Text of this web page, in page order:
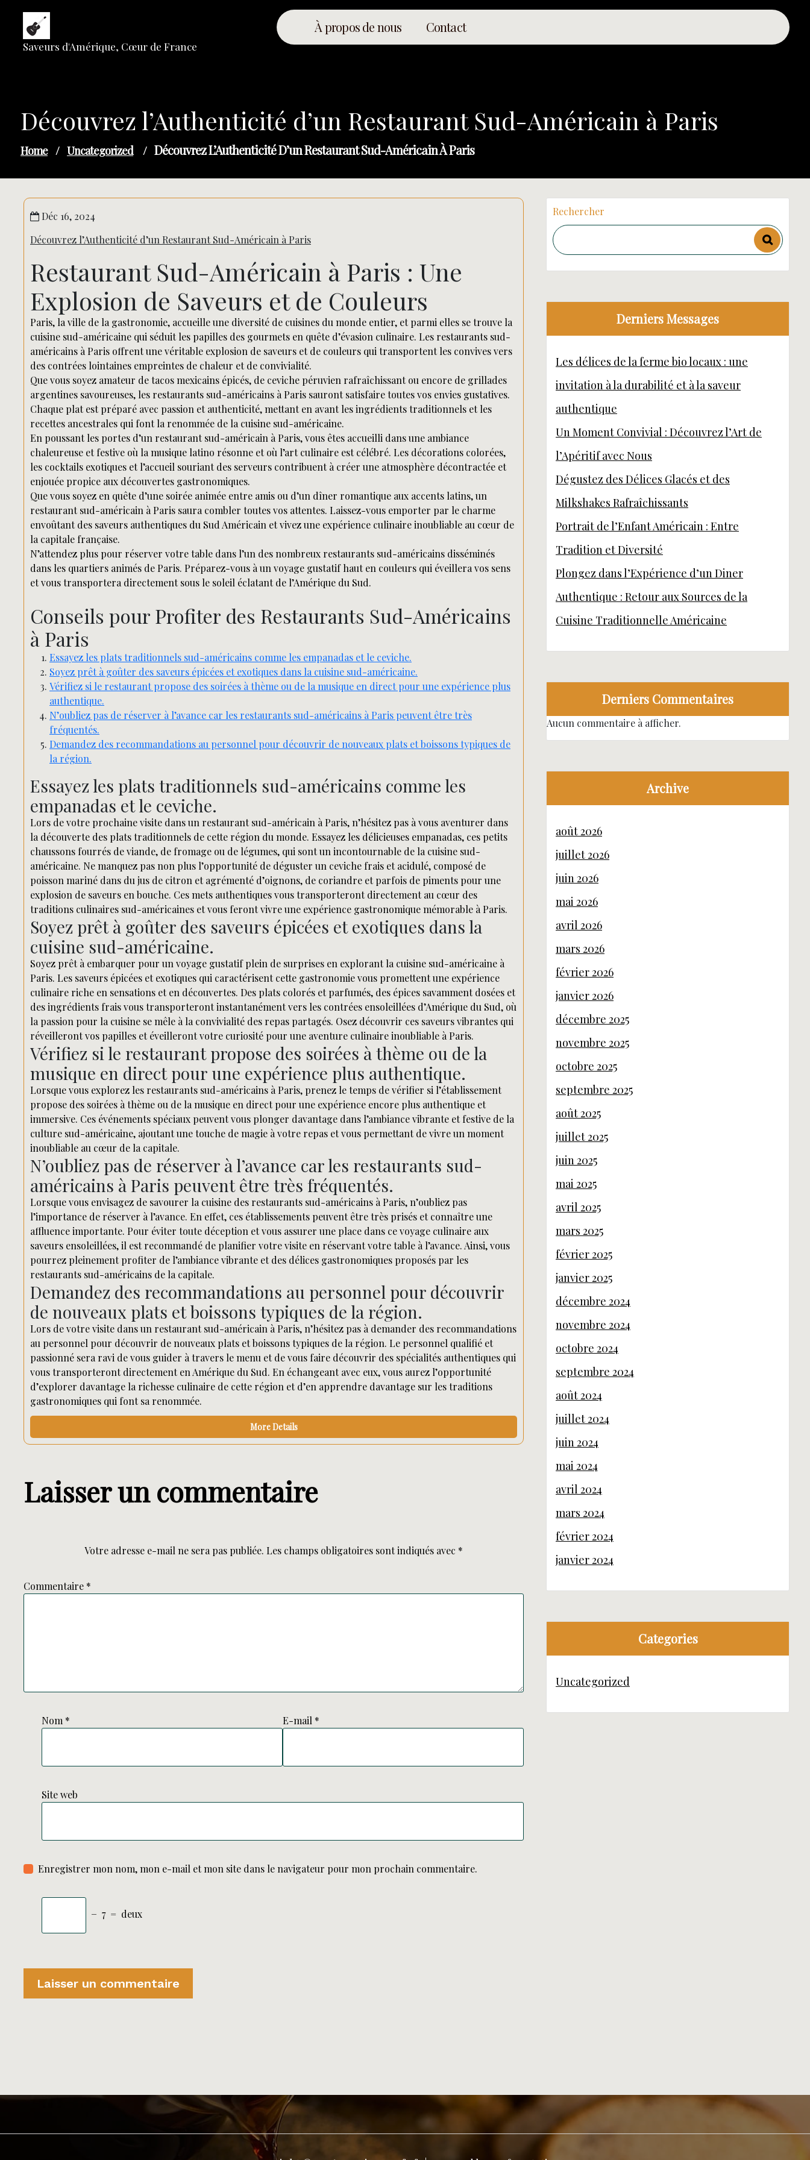
content
Saveurs d'Amérique, Cœur de France
À propos de nous Contact
Découvrez l’Authenticité d’un Restaurant Sud-Américain à Paris
Home / Uncategorized / Découvrez L’Authenticité D’un Restaurant Sud-Américain À Paris
Déc 16, 2024
Découvrez l’Authenticité d’un Restaurant Sud-Américain à Paris
Restaurant Sud-Américain à Paris : Une
Explosion de Saveurs et de Couleurs
Paris, la ville de la gastronomie, accueille une diversité de cuisines du monde entier, et parmi elles se trouve la
cuisine sud-américaine qui séduit les papilles des gourmets en quête d’évasion culinaire. Les restaurants sud-
américains à Paris offrent une véritable explosion de saveurs et de couleurs qui transportent les convives vers
des contrées lointaines empreintes de chaleur et de convivialité.
Que vous soyez amateur de tacos mexicains épicés, de ceviche péruvien rafraîchissant ou encore de grillades
argentines savoureuses, les restaurants sud-américains à Paris sauront satisfaire toutes vos envies gustatives.
Chaque plat est préparé avec passion et authenticité, mettant en avant les ingrédients traditionnels et les
recettes ancestrales qui font la renommée de la cuisine sud-américaine.
En poussant les portes d’un restaurant sud-américain à Paris, vous êtes accueilli dans une ambiance
chaleureuse et festive où la musique latino résonne et où l’art culinaire est célébré. Les décorations colorées,
les cocktails exotiques et l’accueil souriant des serveurs contribuent à créer une atmosphère décontractée et
enjouée propice aux découvertes gastronomiques.
Que vous soyez en quête d’une soirée animée entre amis ou d’un dîner romantique aux accents latins, un
restaurant sud-américain à Paris saura combler toutes vos attentes. Laissez-vous emporter par le charme
envoûtant des saveurs authentiques du Sud Américain et vivez une expérience culinaire inoubliable au cœur de
la capitale française.
N’attendez plus pour réserver votre table dans l’un des nombreux restaurants sud-américains disséminés
dans les quartiers animés de Paris. Préparez-vous à un voyage gustatif haut en couleurs qui éveillera vos sens
et vous transportera directement sous le soleil éclatant de l’Amérique du Sud.
Conseils pour Profiter des Restaurants Sud-Américains
à Paris
Essayez les plats traditionnels sud-américains comme les empanadas et le ceviche.
Soyez prêt à goûter des saveurs épicées et exotiques dans la cuisine sud-américaine.
Vérifiez si le restaurant propose des soirées à thème ou de la musique en direct pour une expérience plus
authentique.
N’oubliez pas de réserver à l’avance car les restaurants sud-américains à Paris peuvent être très
fréquentés.
Demandez des recommandations au personnel pour découvrir de nouveaux plats et boissons typiques de
la région.
Essayez les plats traditionnels sud-américains comme les
empanadas et le ceviche.
Lors de votre prochaine visite dans un restaurant sud-américain à Paris, n’hésitez pas à vous aventurer dans
la découverte des plats traditionnels de cette région du monde. Essayez les délicieuses empanadas, ces petits
chaussons fourrés de viande, de fromage ou de légumes, qui sont un incontournable de la cuisine sud-
américaine. Ne manquez pas non plus l’opportunité de déguster un ceviche frais et acidulé, composé de
poisson mariné dans du jus de citron et agrémenté d’oignons, de coriandre et parfois de piments pour une
explosion de saveurs en bouche. Ces mets authentiques vous transporteront directement au cœur des
traditions culinaires sud-américaines et vous feront vivre une expérience gastronomique mémorable à Paris.
Soyez prêt à goûter des saveurs épicées et exotiques dans la
cuisine sud-américaine.
Soyez prêt à embarquer pour un voyage gustatif plein de surprises en explorant la cuisine sud-américaine à
Paris. Les saveurs épicées et exotiques qui caractérisent cette gastronomie vous promettent une expérience
culinaire riche en sensations et en découvertes. Des plats colorés et parfumés, des épices savamment dosées et
des ingrédients frais vous transporteront instantanément vers les contrées ensoleillées d’Amérique du Sud, où
la passion pour la cuisine se mêle à la convivialité des repas partagés. Osez découvrir ces saveurs vibrantes qui
réveilleront vos papilles et éveilleront votre curiosité pour une aventure culinaire inoubliable à Paris.
Vérifiez si le restaurant propose des soirées à thème ou de la
musique en direct pour une expérience plus authentique.
Lorsque vous explorez les restaurants sud-américains à Paris, prenez le temps de vérifier si l’établissement
propose des soirées à thème ou de la musique en direct pour une expérience encore plus authentique et
immersive. Ces événements spéciaux peuvent vous plonger davantage dans l’ambiance vibrante et festive de la
culture sud-américaine, ajoutant une touche de magie à votre repas et vous permettant de vivre un moment
inoubliable au cœur de la capitale.
N’oubliez pas de réserver à l’avance car les restaurants sud-
américains à Paris peuvent être très fréquentés.
Lorsque vous envisagez de savourer la cuisine des restaurants sud-américains à Paris, n’oubliez pas
l’importance de réserver à l’avance. En effet, ces établissements peuvent être très prisés et connaître une
affluence importante. Pour éviter toute déception et vous assurer une place dans ce voyage culinaire aux
saveurs ensoleillées, il est recommandé de planifier votre visite en réservant votre table à l’avance. Ainsi, vous
pourrez pleinement profiter de l’ambiance vibrante et des délices gastronomiques proposés par les
restaurants sud-américains de la capitale.
Demandez des recommandations au personnel pour découvrir
de nouveaux plats et boissons typiques de la région.
Lors de votre visite dans un restaurant sud-américain à Paris, n’hésitez pas à demander des recommandations
au personnel pour découvrir de nouveaux plats et boissons typiques de la région. Le personnel qualifié et
passionné sera ravi de vous guider à travers le menu et de vous faire découvrir des spécialités authentiques qui
vous transporteront directement en Amérique du Sud. En échangeant avec eux, vous aurez l’opportunité
d’explorer davantage la richesse culinaire de cette région et d’en apprendre davantage sur les traditions
gastronomiques qui font sa renommée.
More Details
Laisser un commentaire
Votre adresse e-mail ne sera pas publiée. Les champs obligatoires sont indiqués avec *
Commentaire *
Nom * E-mail *
Site web
Enregistrer mon nom, mon e-mail et mon site dans le navigateur pour mon prochain commentaire.
− 7 = deux
Rechercher
Derniers Messages
Les délices de la ferme bio locaux : une
invitation à la durabilité et à la saveur
authentique
Un Moment Convivial : Découvrez l’Art de
l’Apéritif avec Nous
Dégustez des Délices Glacés et des
Milkshakes Rafraîchissants
Portrait de l’Enfant Américain : Entre
Tradition et Diversité
Plongez dans l’Expérience d’un Diner
Authentique : Retour aux Sources de la
Cuisine Traditionnelle Américaine
Derniers Commentaires
Aucun commentaire à afficher.
Archive
août 2026
juillet 2026
juin 2026
mai 2026
avril 2026
mars 2026
février 2026
janvier 2026
décembre 2025
novembre 2025
octobre 2025
septembre 2025
août 2025
juillet 2025
juin 2025
mai 2025
avril 2025
mars 2025
février 2025
janvier 2025
décembre 2024
novembre 2024
octobre 2024
septembre 2024
août 2024
juillet 2024
juin 2024
mai 2024
avril 2024
mars 2024
février 2024
janvier 2024
Categories
Uncategorized